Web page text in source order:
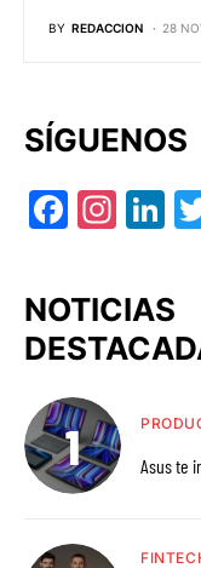
BY REDACCION 28
SÍGUENOS
NOTICIAS
Asus te